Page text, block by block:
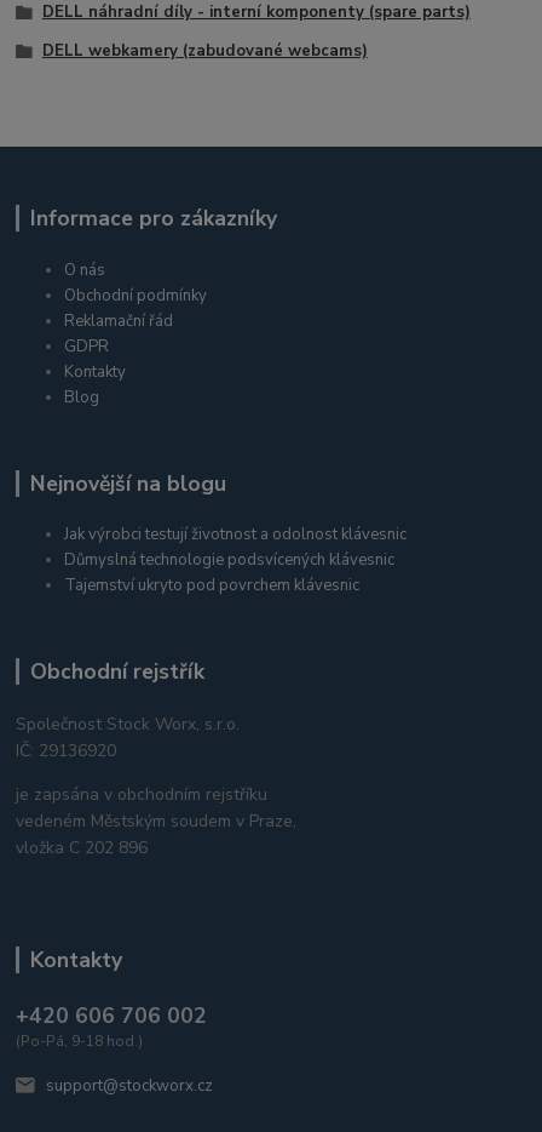
DELL náhradní díly - interní komponenty (spare parts)
DELL webkamery (zabudované webcams)
Informace pro zákazníky
O nás
Obchodní podmínky
Reklamační řád
GDPR
Kontakty
Blog
Nejnovější na blogu
Jak výrobci testují životnost a odolnost klávesnic
Důmyslná technologie podsvícených klávesnic
Tajemství ukryto pod povrchem klávesnic
Obchodní rejstřík
Společnost Stock Worx, s.r.o.
IČ: 29136920
je zapsána v obchodním rejstříku
vedeném Městským soudem v Praze,
vložka C 202 896
Kontakty
+420 606 706 002
(Po-Pá, 9-18 hod.)
support@stockworx.cz